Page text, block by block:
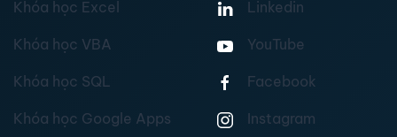
Khóa học Excel
Khóa học VBA
Khóa học SQL
Khóa học Google Apps
Linkedin
YouTube
Facebook
Instagram